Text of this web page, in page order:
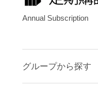
Annual Subscription
グループから探す